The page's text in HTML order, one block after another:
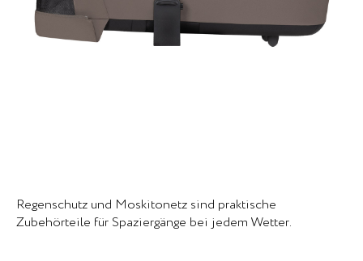
Regenschutz und Moskitonetz sind praktische
Zubehörteile für Spaziergänge bei jedem Wetter.